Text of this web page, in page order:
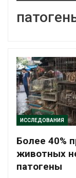
ИССЛЕДОВАНИЯ
Более 40%
животных
патогены